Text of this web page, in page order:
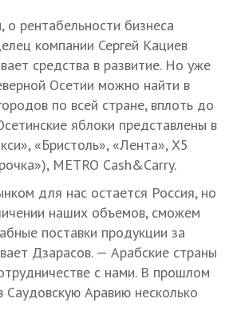
о рентабельности бизнеса
компании Сергей Кациев
средства в развитие. Но уже
Осетии можно найти в
по всей стране, вплоть до
яблоки представлены в
«Бристоль», «Лента», X5
METRO Cash&Carry.
для нас остается Россия, но
наших объемов, сможем
поставки продукции за
Дзарасов. — Арабские страны
с нами. В прошлом
Саудовскую Аравию несколько